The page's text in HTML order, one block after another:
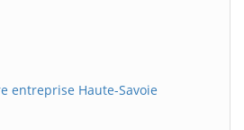
entreprise Haute-Savoie